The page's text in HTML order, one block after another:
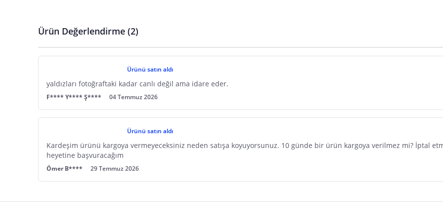
E Posta Adresi
Posta Adresi
E Posta Adresi
Son Kullanma Tarihi
Satıcı bilgi girişi yapmamıştır.
Satıcı bilgi girişi yapmamıştır.
Ürün Değerlendirme (2)
Ürünü satın aldı
yaldızları fotoğraftaki kadar canlı değil ama idare eder.
F**** Y**** Ş**** 04 Temmuz 2026
Ürünü satın aldı
Kardeşim ürünü kargoya vermeyeceksiniz neden satışa koyuyorsunuz. 10 günde bir ürün kargoya verilmez mi? İptal
heyetine başvuracağım
Ömer B**** 29 Temmuz 2026